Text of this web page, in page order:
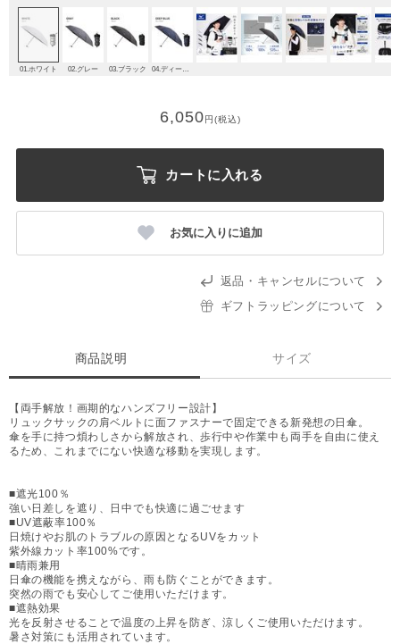
01.ホワイト 02.グレー 03.ブラック
6,050円(税込)
カートに入れる
お気に入りに追加
返品・キャンセルについて
ギフトラッピングについて
商品説明 サイズ
【両手解放！画期的なハンズフリー設計】
リュックサックの肩ベルトに面ファスナーで固定できる新発想の日傘。
傘を手に持つ煩わしさから解放され、歩行中や作業中も両手を自由に使え
るため、これまでにない快適な移動を実現します。
■遮光100％
強い日差しを遮り、日中でも快適に過ごせます
■UV遮蔽率100％
日焼けやお肌のトラブルの原因となるUVをカット
紫外線カット率100%です。
■晴雨兼用
日傘の機能を携えながら、雨も防ぐことができます。
突然の雨でも安心してご使用いただけます。
■遮熱効果
光を反射させることで温度の上昇を防ぎ、涼しくご使用いただけます。
暑さ対策にも活用されています。